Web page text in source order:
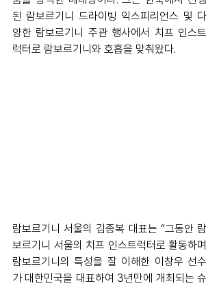
된 람보르기니 드라이빙 익스피리언스 및 다
양한 람보르기니 주관 행사에서 치프 인스트
럭터로 람보르기니와 호흡을 맞춰왔다.
람보르기니 서울의 김종복 대표는 “그동안 람
보르기니 서울의 치프 인스트럭터로 활동하며
람보르기니의 특성을 잘 이해한 이창우 선수
가 대한민국을 대표하여 3년만에 개최되는 슈